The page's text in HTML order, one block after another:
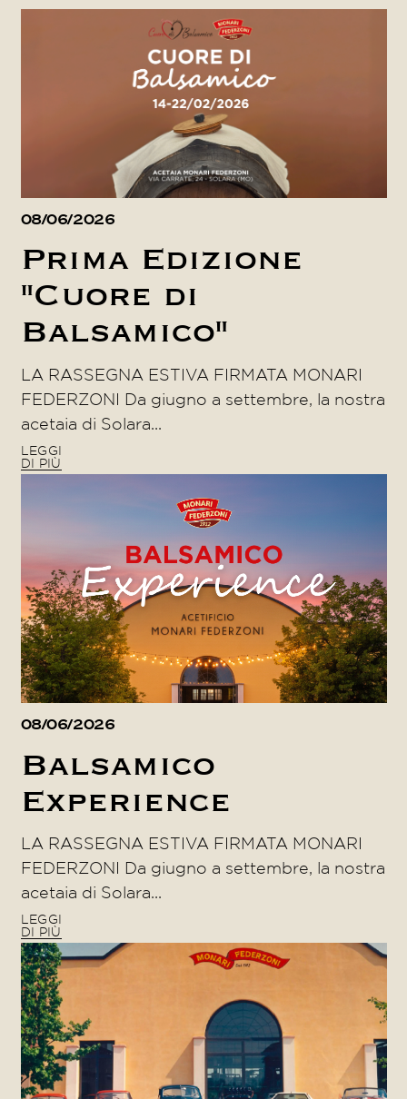
08/06/2026
Prima Edizione
"Cuore di
Balsamico"
LA RASSEGNA ESTIVA FIRMATA MONARI
FEDERZONI Da giugno a settembre, la nostra
acetaia di Solara...
LEGGI
DI PIÙ
08/06/2026
Balsamico
Experience
LA RASSEGNA ESTIVA FIRMATA MONARI
FEDERZONI Da giugno a settembre, la nostra
acetaia di Solara...
LEGGI
DI PIÙ